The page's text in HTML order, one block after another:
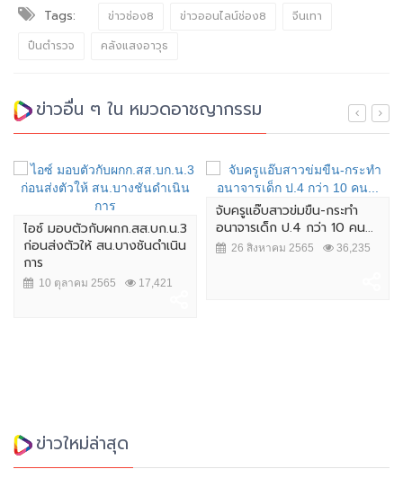
Tags: ข่าวช่อง8 ข่าวออนไลน์ช่อง8
จีนเทา
ปืนตำรวจ
คลังแสงอาวุธ
ข่าวอื่น ๆ ใน หมวดอาชญากรรม
ไอซ์ มอบตัวกับผกก.สส.บก.น.3
ก่อนส่งตัวให้ สน.บางชันดำเนิน
การ
10 ตุลาคม 2565 17,421
จับครูแอ๊บสาวข่มขืน-กระทำ
อนาจารเด็ก ป.4 กว่า 10 คน...
26 สิงหาคม 2565 36,235
ข่าวใหม่ล่าสุด